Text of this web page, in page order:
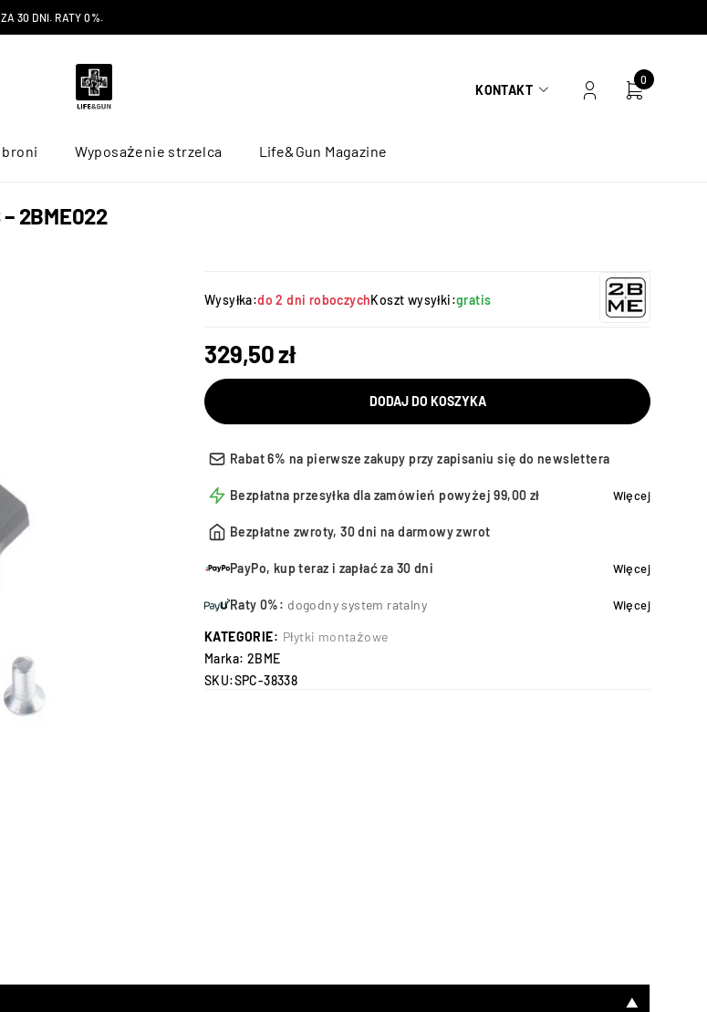
30 DNI. RATY 0%.
KONTAKT
0
Wyposażenie strzelca Life&Gun Magazine
2BME022
Wysyłka:do 2 dni roboczychKoszt wysyłki:gratis
329,50zł
DODAJ DO KOSZYKA
Rabat 6% na pierwsze zakupy przy zapisaniu się do newslettera
Bezpłatna przesyłka dla zamówień powyżej 99,00 zł Więcej
Bezpłatne zwroty, 30 dni na darmowy zwrot
PayPo, kup teraz i zapłać za 30 dni Więcej
Raty 0%: dogodny system ratalny Więcej
KATEGORIE: Płytki montażowe
Marka: 2BME
SKU:SPC-38338
▼